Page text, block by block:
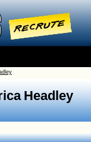
Headley